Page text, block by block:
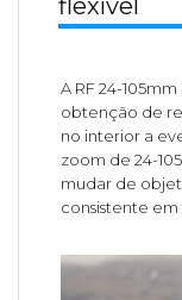
flexível
A RF 24-
obtenção de
no interior a
zoom de 24-
mudar de
consistente em